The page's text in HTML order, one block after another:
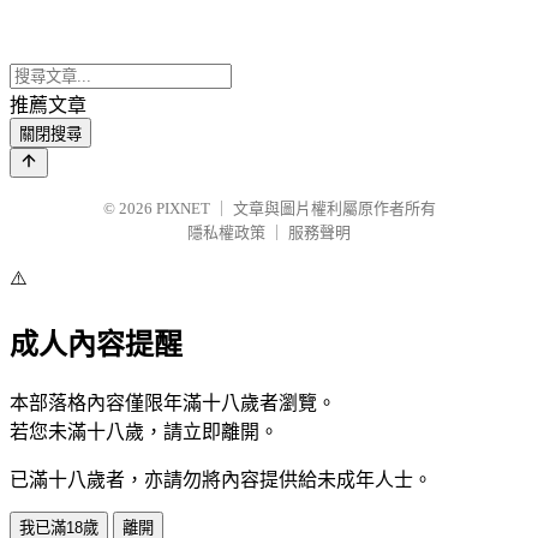
推薦文章
關閉搜尋
© 2026 PIXNET
文章與圖片權利屬原作者所有
隱私權政策
服務聲明
⚠️
成人內容提醒
本部落格內容僅限年滿十八歲者瀏覽。
若您未滿十八歲，請立即離開。
已滿十八歲者，亦請勿將內容提供給未成年人士。
我已滿18歲 離開